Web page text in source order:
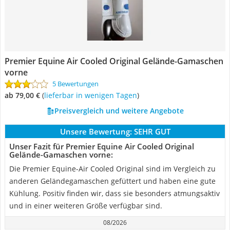
Premier Equine Air Cooled Original Gelände-Gamaschen
vorne
5 Bewertungen
ab 79,00 € ( Lieferbar in wenigen Tagen)
Preisvergleich und weitere Angebote
Unsere Bewertung: SEHR GUT
Unser Fazit für Premier Equine Air Cooled Original
Gelände-Gamaschen vorne:
Die Premier Equine-Air Cooled Original sind im Vergleich zu
anderen Geländegamaschen gefüttert und haben eine gute
Kühlung. Positiv finden wir, dass sie besonders atmungsaktiv
und in einer weiteren Größe verfügbar sind.
08/2026